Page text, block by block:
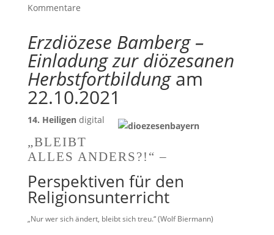
Kommentare
Erzdiözese Bamberg –
Einladung zur diözesanen
Herbstfortbildungam
22.10.2021
14. Heiligen digital
„BLEIBT
ALLES ANDERS?!“ –
Perspektiven für den
Religionsunterricht
„Nur wer sich ändert, bleibt sich treu.“ (Wolf Biermann)